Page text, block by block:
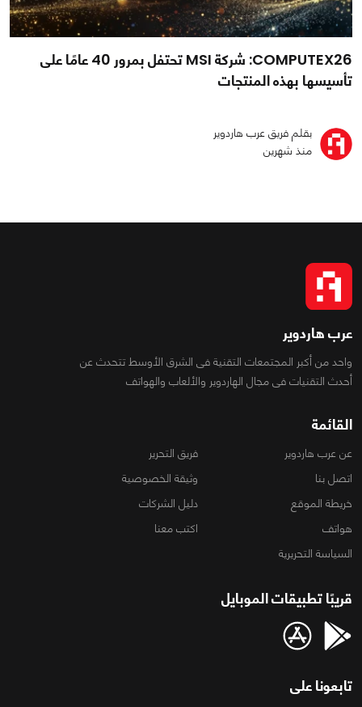
COMPUTEX26: شركة MSI تحتفل بمرور 40 عامًا على
تأسيسها بهذه المنتجات
بقلم فريق عرب هاردوير
منذ شهرين
عرب هاردوير
واحد من أكبر المجتمعات التقنية فى الشرق الأوسط تتحدث عن
أحدث التقنيات فى مجال الهاردوير والألعاب والهواتف
القائمة
عن عرب هاردوير
فريق التحرير
اتصل بنا
وثيقة الخصوصية
خريطة الموقع
دليل الشركات
هواتف
اكتب معنا
السياسة التحريرية
قريبًا تطبيقات الموبايل
تابعونا على